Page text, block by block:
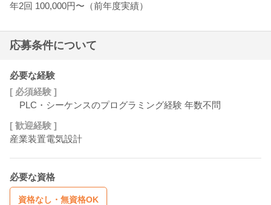
年2回 100,000円〜（前年度実績）
応募条件について
必要な経験
[ 必須経験 ]
PLC・シーケンスのプログラミング経験 年数不問
[ 歓迎経験 ]
産業装置電気設計
必要な資格
資格なし・無資格OK